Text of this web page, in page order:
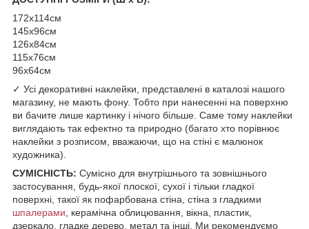
172х114см
145х96см
126х84см
115х76см
96х64см
✓ Усі декоративні наклейки, представлені в каталозі нашого
магазину, не мають фону. Тобто при нанесенні на поверхню
ви бачите лише картинку і нічого більше. Саме тому наклейки
виглядають так ефектно та природно (багато хто порівнює
наклейки з розписом, вважаючи, що на стіні є малюнок
художника).
СУМІСНІСТЬ: Сумісно для внутрішнього та зовнішнього
застосування, будь-якої плоскої, сухої і тільки гладкої
поверхні, такої як пофарбована стіна, стіна з гладкими
шпалерами , керамічна облицювання, вікна, пластик,
дзеркало, гладке дерево, метал та інші. Ми рекомендуємо